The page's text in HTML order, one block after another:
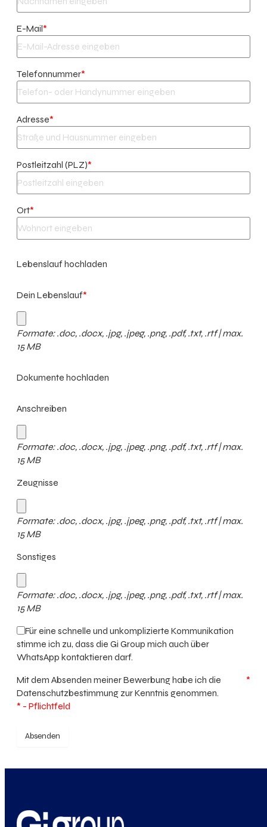
E-Mail*
Telefonnummer*
Adresse*
Postleitzahl (PLZ)*
Ort*
Lebenslauf hochladen
Dein Lebenslauf*
Formate: .doc, .docx, .jpg, .jpeg, .png, .pdf, .txt, .rtf | max.
15 MB
Dokumente hochladen
Anschreiben
Formate: .doc, .docx, .jpg, .jpeg, .png, .pdf, .txt, .rtf | max.
15 MB
Zeugnisse
Formate: .doc, .docx, .jpg, .jpeg, .png, .pdf, .txt, .rtf | max.
15 MB
Sonstiges
Formate: .doc, .docx, .jpg, .jpeg, .png, .pdf, .txt, .rtf | max.
15 MB
Für eine schnelle und unkomplizierte Kommunikation
stimme ich zu, dass die Gi Group mich auch über
WhatsApp kontaktieren darf.
*
Mit dem Absenden meiner Bewerbung habe ich die
Datenschutzbestimmung zur Kenntnis genommen.
* - Pflichtfeld
Absenden